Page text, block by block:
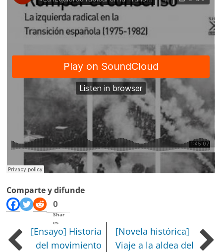
Comparte y difunde
0
Shar
es
[Ensayo] Historia
del movimiento
[Novela histórica]
Viaje a la aldea del